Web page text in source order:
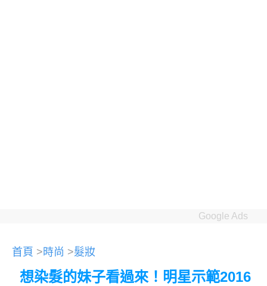
Google Ads
首頁 >時尚 >髮妝
想染髮的妹子看過來！明星示範2016